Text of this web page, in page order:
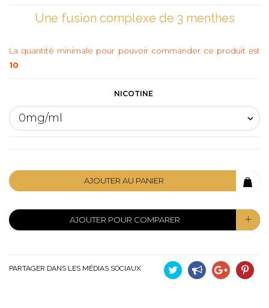
Une fusion complexe de 3 menthes
La quantité minimale pour pouvoir commander ce produit est
10
NICOTINE
AJOUTER AU PANIER
AJOUTER POUR COMPARER
PARTAGER DANS LES MÉDIAS SOCIAUX